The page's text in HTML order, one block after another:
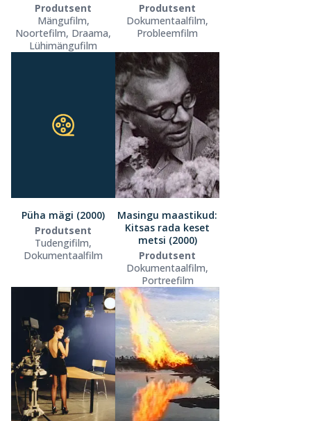
Produtsent
Mängufilm,
Noortefilm, Draama,
Lühimängufilm
Produtsent
Dokumentaalfilm,
Probleemfilm
Püha mägi (2000)
Produtsent
Tudengifilm,
Dokumentaalfilm
Masingu maastikud:
Kitsas rada keset
metsi (2000)
Produtsent
Dokumentaalfilm,
Portreefilm